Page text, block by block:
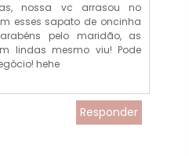
nossa vc arrasou no
esses sapato de oncinha
pelo maridão, as
lindas mesmo viu! Pode
hehe
Responder